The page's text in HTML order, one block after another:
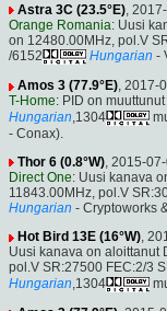
Astra 3C (23.5°E),
Orange Romania: Uusi
on 12480.00MHz, pol.V
/6152
Hungarian -
Amos 3 (77.9°E), 2017-
T-Home: PID on muuttunut
Hungarian,1304
- Conax).
Thor 6 (0.8°W), 2015-
Direct One: Uusi kanava
11843.00MHz, pol.V
Hungarian - Cryptoworks
Hot Bird 13E (16°W),
Uusi kanava on aloittanut
pol.V SR:27500 FEC:2/3
Hungarian,1304